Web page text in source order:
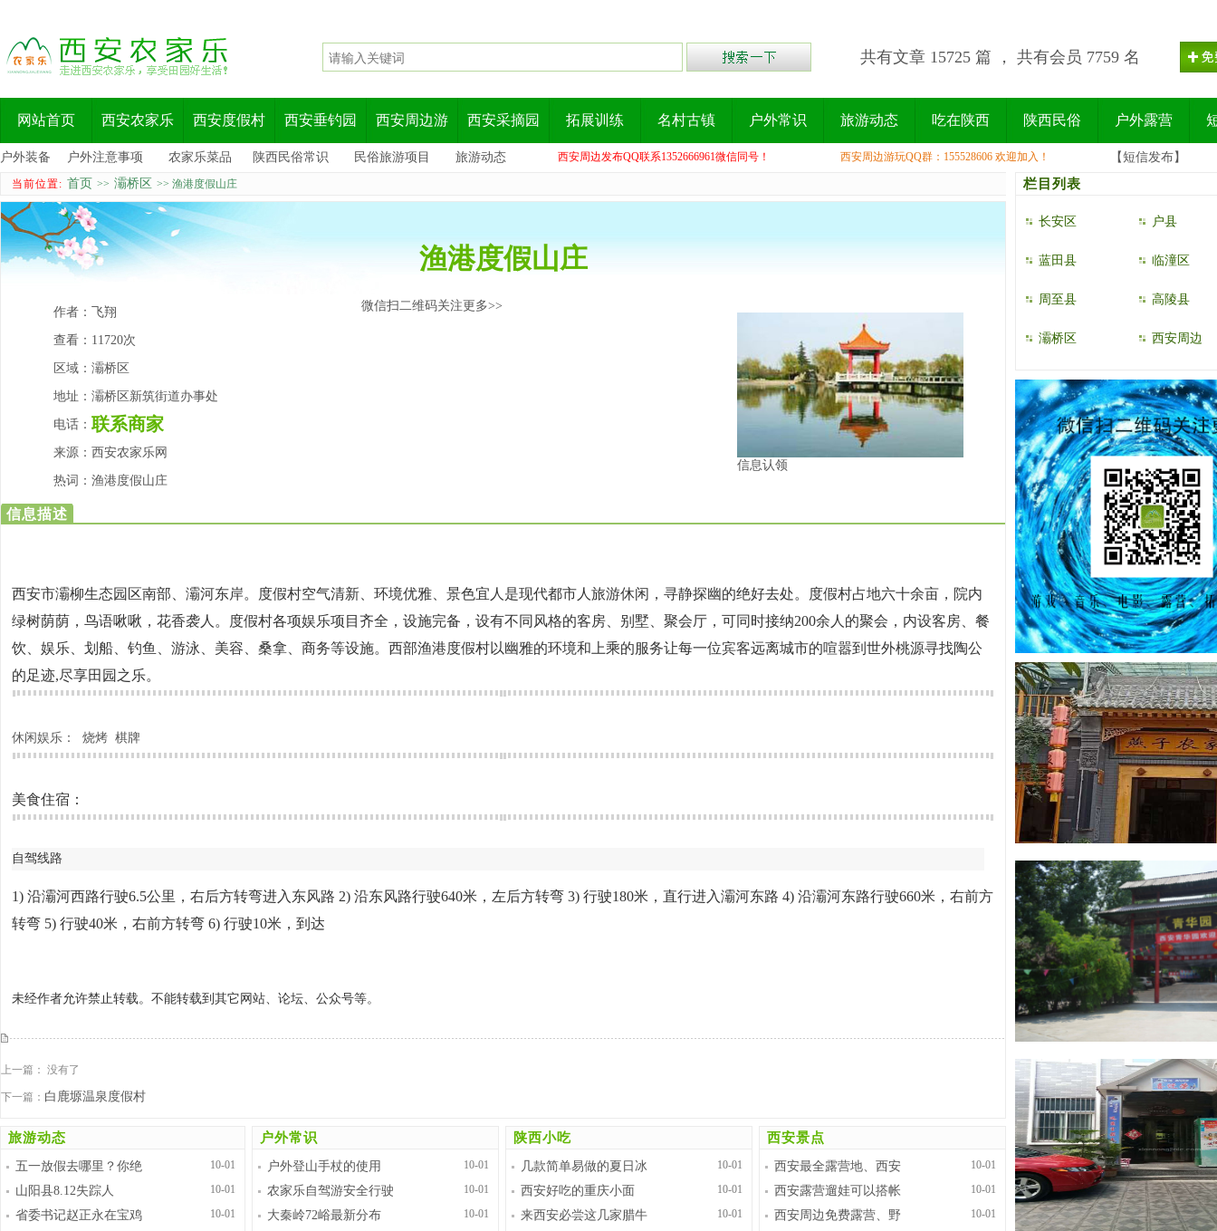
共有文章 15725 篇 ， 共有会员 7759 名
网站首页 西安农家乐 西安度假村 西安垂钓园 西安周边游 西安采摘园 拓展训练 名村古镇 户外常识 旅游动态 吃在陕西 陕西民俗 户外露营
户外装备 户外注意事项 农家乐菜品 陕西民俗常识 民俗旅游项目 旅游动态 西安周边发布QQ联系1352666961微信同号！ 西安周边游玩QQ群：155528606 欢迎加入！ 【短信发布】
当前位置: 首页 >> 灞桥区 >> 渔港度假山庄
渔港度假山庄
作者： 飞翔
查看： 11720次
区域： 灞桥区
地址： 灞桥区新筑街道办事处
电话： 联系商家
来源： 西安农家乐网
热词： 渔港度假山庄
信息认领
微信扫二维码关注更多>>
信息描述
西安市灞柳生态园区南部、灞河东岸。度假村空气清新、环境优雅、景色宜人是现代都市人旅游休闲，寻静探幽的绝好去处。度假村占地六十余亩，院内
绿树荫荫，鸟语啾啾，花香袭人。度假村各项娱乐项目齐全，设施完备，设有不同风格的客房、别墅、聚会厅，可同时接纳200余人的聚会，内设客房、餐
饮、娱乐、划船、钓鱼、游泳、美容、桑拿、商务等设施。西部渔港度假村以幽雅的环境和上乘的服务让每一位宾客远离城市的喧嚣到世外桃源寻找陶公
的足迹,尽享田园之乐。
休闲娱乐： 烧烤 棋牌
美食住宿：
自驾线路
1) 沿灞河西路行驶6.5公里，右后方转弯进入东风路 2) 沿东风路行驶640米，左后方转弯 3) 行驶180米，直行进入灞河东路 4) 沿灞河东路行驶660米，右前方
转弯 5) 行驶40米，右前方转弯 6) 行驶10米，到达
未经作者允许禁止转载。不能转载到其它网站、论坛、公众号等。
上一篇： 没有了
下一篇： 白鹿塬温泉度假村
旅游动态
10-01
五一放假去哪里？你绝
10-01
山阳县8.12失踪人
10-01
省委书记赵正永在宝鸡
户外常识
10-01
户外登山手杖的使用
10-01
农家乐自驾游安全行驶
10-01
大秦岭72峪最新分布
陕西小吃
10-01
几款简单易做的夏日冰
10-01
西安好吃的重庆小面
10-01
来西安必尝这几家腊牛
西安景点
10-01
西安最全露营地、西安
10-01
西安露营遛娃可以搭帐
10-01
西安周边免费露营、野
栏目列表
长安区 户县
蓝田县 临潼区
周至县 高陵县
灞桥区 西安周边